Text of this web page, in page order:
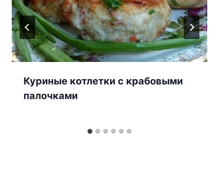
Куриные котлетки с крабовыми
палочками